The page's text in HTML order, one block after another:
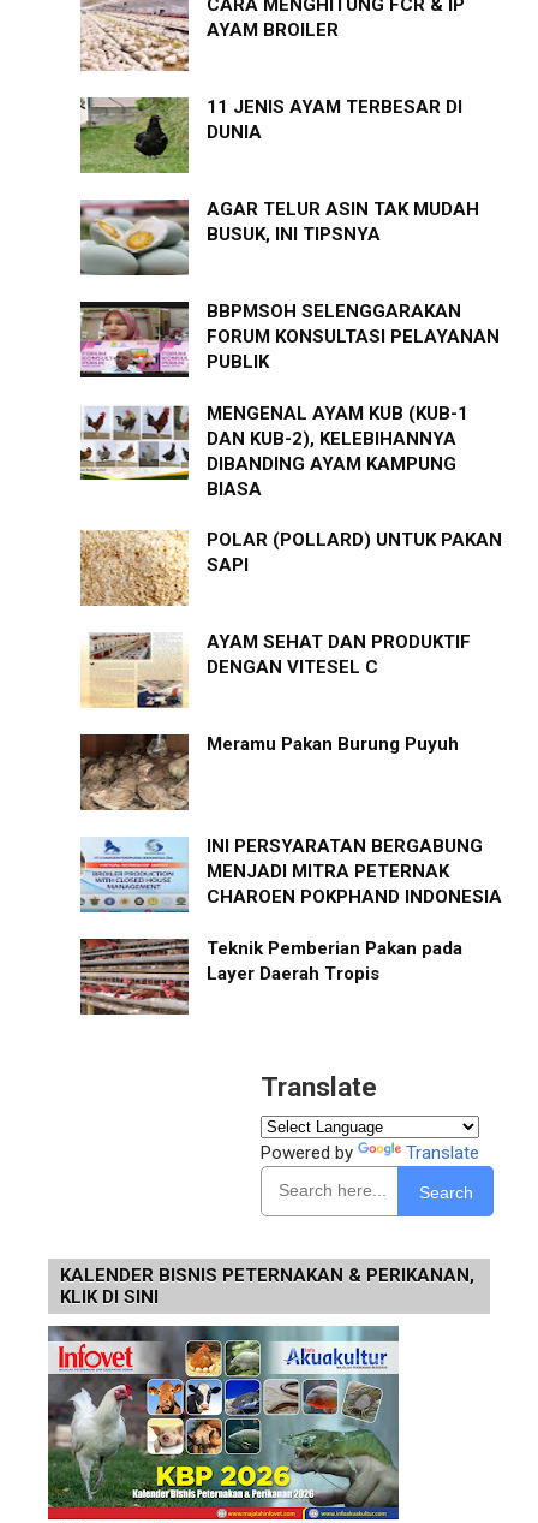
CARA MENGHITUNG FCR & IP
AYAM BROILER
11 JENIS AYAM TERBESAR DI
DUNIA
AGAR TELUR ASIN TAK MUDAH
BUSUK, INI TIPSNYA
BBPMSOH SELENGGARAKAN
FORUM KONSULTASI PELAYANAN
PUBLIK
MENGENAL AYAM KUB (KUB-1
DAN KUB-2), KELEBIHANNYA
DIBANDING AYAM KAMPUNG
BIASA
POLAR (POLLARD) UNTUK PAKAN
SAPI
AYAM SEHAT DAN PRODUKTIF
DENGAN VITESEL C
Meramu Pakan Burung Puyuh
INI PERSYARATAN BERGABUNG
MENJADI MITRA PETERNAK
CHAROEN POKPHAND INDONESIA
Teknik Pemberian Pakan pada
Layer Daerah Tropis
Translate
Powered by Translate
Search
KALENDER BISNIS PETERNAKAN & PERIKANAN,
KLIK DI SINI